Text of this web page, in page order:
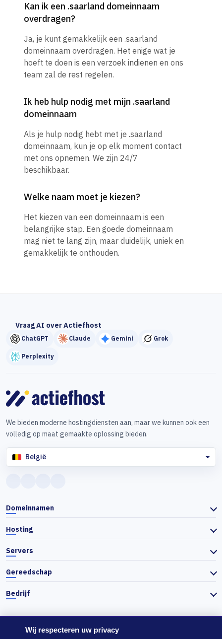
Kan ik een .saarland domeinnaam
overdragen?
Ja, je kunt gemakkelijk een .saarland
domeinnaam overdragen. Het enige wat je
hoeft te doen is een verzoek indienen en ons
team zal de rest regelen.
Ik heb hulp nodig met mijn .saarland
domeinnaam
Als je hulp nodig hebt met je .saarland
domeinnaam, kun je op elk moment contact
met ons opnemen. We zijn 24/7
beschikbaar.
Welke naam moet je kiezen?
Het kiezen van een domeinnaam is een
belangrijke stap. Een goede domeinnaam
mag niet te lang zijn, maar duidelijk, uniek en
gemakkelijk te onthouden.
Vraag AI over Actiefhost
ChatGPT Claude Gemini Grok
Perplexity
We bieden moderne hostingdiensten aan, maar we kunnen ook een
volledig op maat gemaakte oplossing bieden.
België
Domeinnamen
Hosting
Servers
Gereedschap
Bedrijf
Wij respecteren uw privacy